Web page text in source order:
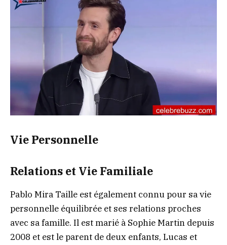
Vie Personnelle
Relations et Vie Familiale
Pablo Mira Taille est également connu pour sa vie
personnelle équilibrée et ses relations proches
avec sa famille. Il est marié à Sophie Martin depuis
2008 et est le parent de deux enfants, Lucas et